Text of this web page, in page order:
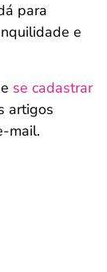
para
e
se cadastrar
artigos
mail.